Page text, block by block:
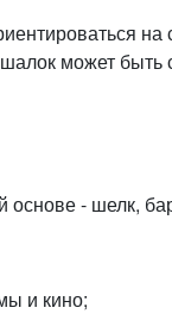
может быть
основе - шелк,
и кино;